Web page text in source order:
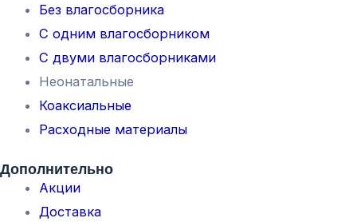
Без влагосборника
С одним влагосборником
С двуми влагосборниками
Неонатальные
Коаксиальные
Расходные материалы
Дополнительно
Акции
Доставка